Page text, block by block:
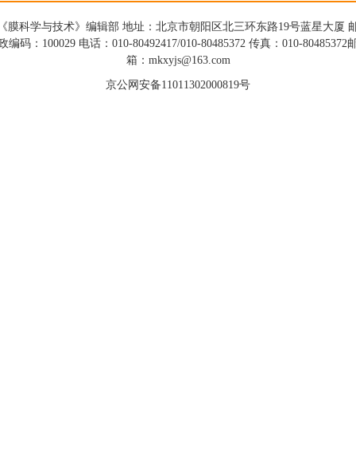
膜科学与技术》编辑部 地址：北京市朝阳区北三环东路19号蓝星大厦
编码：100029 电话：010-80492417/010-80485372 传真：010-80485372
箱：mkxyjs@163.com
京公网安备11011302000819号